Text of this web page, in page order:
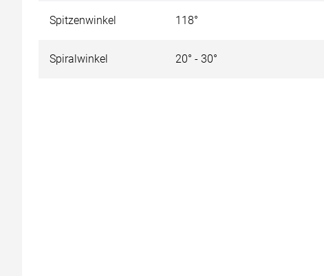
Spitzenwinkel 118°
Spiralwinkel 20° - 30°